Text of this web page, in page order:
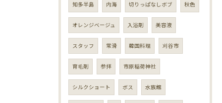
知多半島 内海 切りっぱなしボブ 秋色
オレンジベージュ 入浴剤 美容液
スタッフ 常滑 韓国料理 刈谷市
育毛剤 参拝 市原稲荷神社
シルクショート ボス 水族館